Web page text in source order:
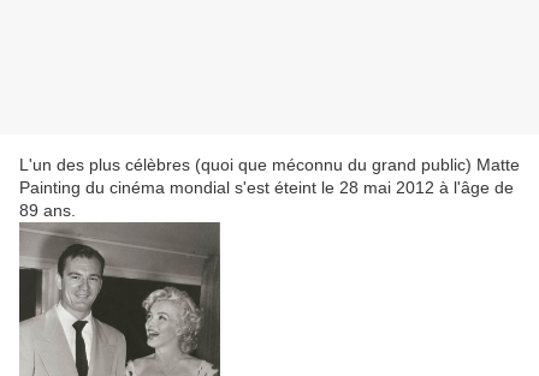
L'un des plus célèbres (quoi que méconnu du grand public) Matte
Painting du cinéma mondial s'est éteint le 28 mai 2012 à l'âge de
89 ans.